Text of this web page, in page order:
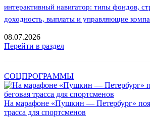
интерактивный навигатор: типы фондов,
доходность, выплаты и управляющие
08.07.2026
Перейти в раздел
СОЦПРОГРАММЫ
На марафоне «Пушкин — Петербург»
трасса для спортсменов